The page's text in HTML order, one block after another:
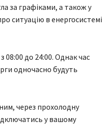
за графіками, а також у
ситуацію в енергосистемі
08:00 до 24:00. Однак час
одночасно будуть
через прохолодну
у вашому